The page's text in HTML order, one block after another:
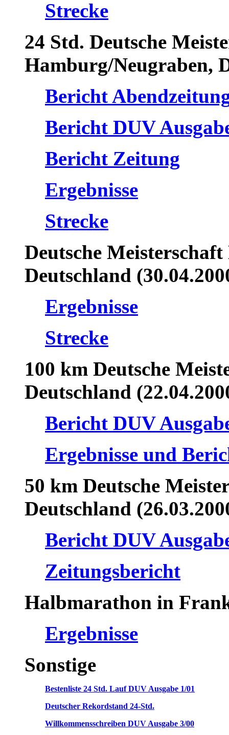
Strecke
24 Std. Deutsche
Hamburg/Neugraben,
Bericht
Bericht DUV
Bericht Zeitung
Ergebnisse
Strecke
Deutsche
Deutschland
Ergebnisse
Strecke
100 km Deutsche
Deutschland
Bericht DUV
Ergebnisse und
50 km Deutsche
Deutschland
Bericht DUV
Zeitungsbericht
Halbmarathon in
Ergebnisse
Sonstige
Bestenliste 24 Std. Lauf DUV Ausgabe 1/01
Deutscher Rekordstand 24-Std.
Willkommensschreiben DUV Ausgabe 3/00